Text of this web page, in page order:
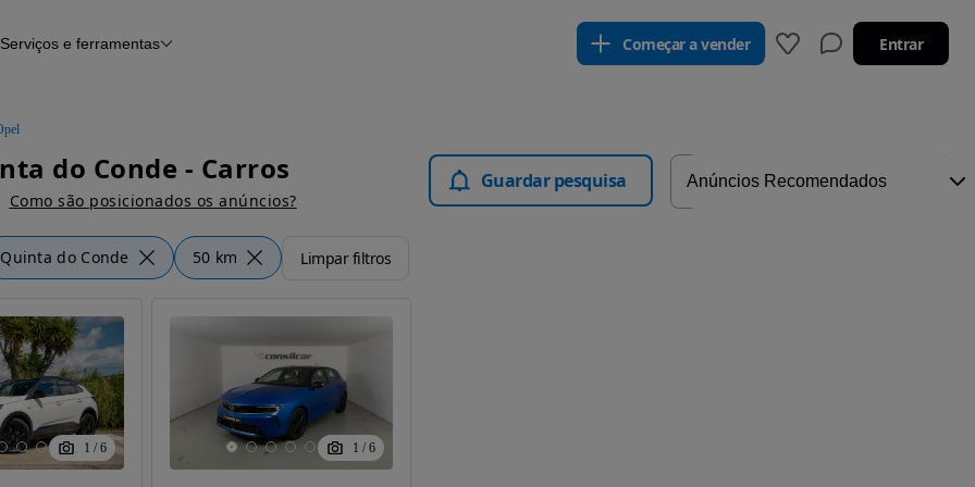
Serviços e ferramentas Começar a vender Entrar
do Conde - Carros
Como são posicionados os anúncios?
Guardar pesquisa
Quinta do Conde 50 km Limpar filtros
1 / 6 1 / 6